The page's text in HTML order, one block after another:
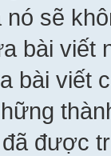
sẽ
bài viết
bài viết
được